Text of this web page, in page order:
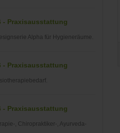
- Praxisausstattung
Alpha für Hygieneräume.
- Praxisausstattung
- Praxisausstattung
, Chiropraktiker-, Ayurveda-